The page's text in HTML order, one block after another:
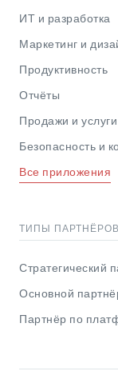
ИТ и разработка
Маркетинг и
Продуктивность
Отчёты
Продажи и услуги
Безопасность и
Все приложения
ТИПЫ ПАРТНЁРОВ
Стратегический
Основной
Партнёр по